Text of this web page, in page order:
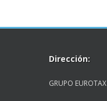
Dirección:
GRUPO EUROTAX